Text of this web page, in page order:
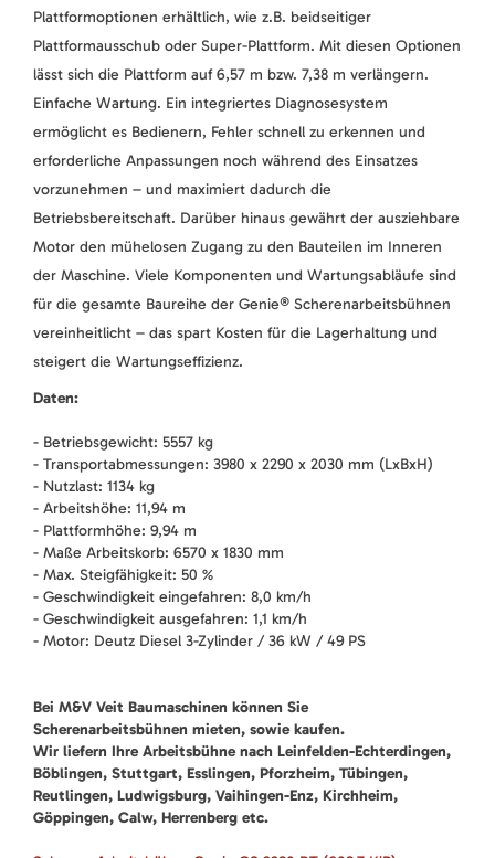
Plattformoptionen erhältlich, wie z.B. beidseitiger
Plattformausschub oder Super-Plattform. Mit diesen Optionen
lässt sich die Plattform auf 6,57 m bzw. 7,38 m verlängern.
Einfache Wartung. Ein integriertes Diagnosesystem
ermöglicht es Bedienern, Fehler schnell zu erkennen und
erforderliche Anpassungen noch während des Einsatzes
vorzunehmen – und maximiert dadurch die
Betriebsbereitschaft. Darüber hinaus gewährt der ausziehbare
Motor den mühelosen Zugang zu den Bauteilen im Inneren
der Maschine. Viele Komponenten und Wartungsabläufe sind
für die gesamte Baureihe der Genie® Scherenarbeitsbühnen
vereinheitlicht – das spart Kosten für die Lagerhaltung und
steigert die Wartungseffizienz.
Daten:
- Betriebsgewicht: 5557 kg
- Transportabmessungen: 3980 x 2290 x 2030 mm (LxBxH)
- Nutzlast: 1134 kg
- Arbeitshöhe: 11,94 m
- Plattformhöhe: 9,94 m
- Maße Arbeitskorb: 6570 x 1830 mm
- Max. Steigfähigkeit: 50 %
- Geschwindigkeit eingefahren: 8,0 km/h
- Geschwindigkeit ausgefahren: 1,1 km/h
- Motor: Deutz Diesel 3-Zylinder / 36 kW / 49 PS
Bei M&V Veit Baumaschinen können Sie
Scherenarbeitsbühnen mieten, sowie kaufen.
Wir liefern Ihre Arbeitsbühne nach Leinfelden-Echterdingen,
Böblingen, Stuttgart, Esslingen, Pforzheim, Tübingen,
Reutlingen, Ludwigsburg, Vaihingen-Enz, Kirchheim,
Göppingen, Calw, Herrenberg etc.